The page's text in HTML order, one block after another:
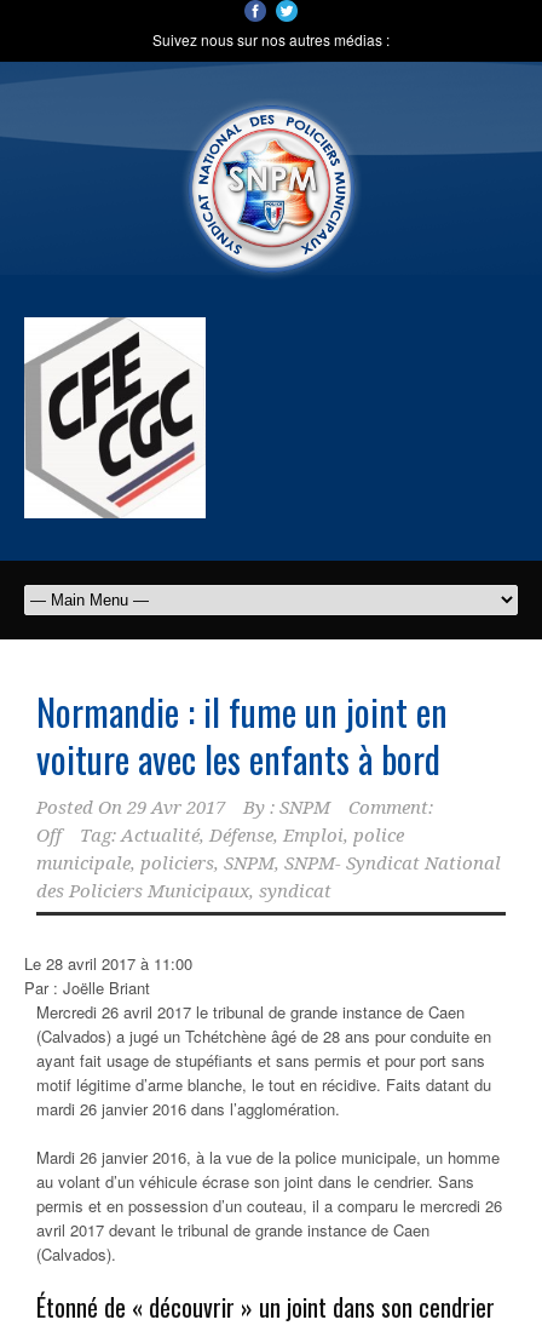
Suivez nous sur nos autres médias :
Normandie : il fume un joint en
voiture avec les enfants à bord
Posted On 29 Avr 2017 By : SNPM
Comment:
Off
Tag:Actualité, Défense, Emploi, police
municipale, policiers, SNPM, SNPM- Syndicat National
des Policiers Municipaux, syndicat
Le 28 avril 2017 à 11:00
Par : Joëlle Briant
Mercredi 26 avril 2017 le tribunal de grande instance de Caen
(Calvados) a jugé un Tchétchène âgé de 28 ans pour conduite en
ayant fait usage de stupéfiants et sans permis et pour port sans
motif légitime d’arme blanche, le tout en récidive. Faits datant du
mardi 26 janvier 2016 dans l’agglomération.
Mardi 26 janvier 2016, à la vue de la police municipale, un homme
au volant d’un véhicule écrase son joint dans le cendrier. Sans
permis et en possession d’un couteau, il a comparu le mercredi 26
avril 2017 devant le tribunal de grande instance de Caen
(Calvados).
Étonné de « découvrir » un joint dans son cendrier